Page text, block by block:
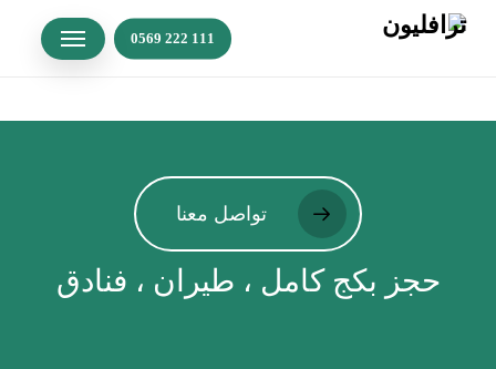
Menu
تواصل معنا
حجز بكج كامل ، طيران ، فنادق